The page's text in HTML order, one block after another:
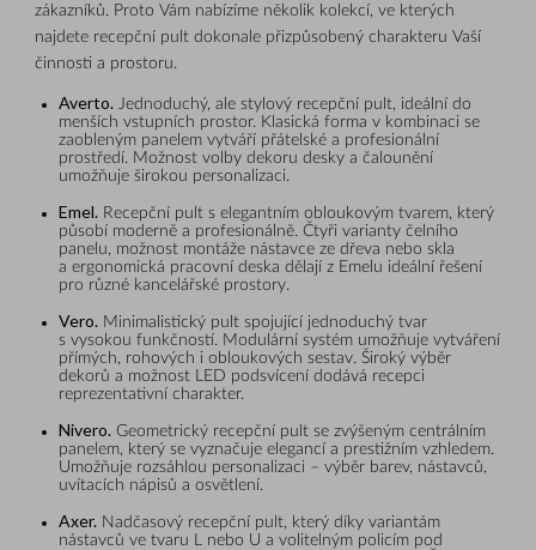
zákazníků. Proto Vám nabízíme několik kolekcí, ve kterých
najdete recepční pult dokonale přizpůsobený charakteru Vaší
činnosti a prostoru.
Averto. Jednoduchý, ale stylový recepční pult, ideální do
menších vstupních prostor. Klasická forma v kombinaci se
zaobleným panelem vytváří přátelské a profesionální
prostředí. Možnost volby dekoru desky a čalounění
umožňuje širokou personalizaci.
Emel. Recepční pult s elegantním obloukovým tvarem, který
působí moderně a profesionálně. Čtyři varianty čelního
panelu, možnost montáže nástavce ze dřeva nebo skla
a ergonomická pracovní deska dělají z Emelu ideální řešení
pro různé kancelářské prostory.
Vero. Minimalistický pult spojující jednoduchý tvar
s vysokou funkčností. Modulární systém umožňuje vytváření
přímých, rohových i obloukových sestav. Široký výběr
dekorů a možnost LED podsvícení dodává recepci
reprezentativní charakter.
Nivero. Geometrický recepční pult se zvýšeným centrálním
panelem, který se vyznačuje elegancí a prestižním vzhledem.
Umožňuje rozsáhlou personalizaci – výběr barev, nástavců,
uvítacích nápisů a osvětlení.
Axer. Nadčasový recepční pult, který díky variantám
nástavců ve tvaru L nebo U a volitelným policím pod